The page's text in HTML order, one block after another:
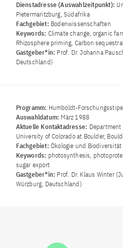
Dienstadresse (Auswahlzeitpunkt):
Pietermaritzburg, Südafrika
Fachgebiet: Bodenwissenschaften
Keywords: Climate change, organic
Rhizosphere priming, Carbon
Gastgeber*in: Prof. Dr. Johanna
Deutschland)
Programm: Humboldt-
Auswahldatum: März 1988
Aktuelle Kontaktadresse: Department
University of Colorado at Boulder,
Fachgebiet: Ökologie und
Keywords: photosynthesis,
sugar export
Gastgeber*in: Prof. Dr. Klaus Winter
Würzburg, Deutschland)